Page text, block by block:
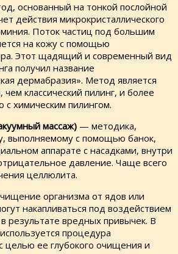
основанный на тонкой послойной
действия микрокристаллического
Поток частиц под большим
на кожу с помощью
Этот щадящий и современный вид
получил название
дермабразия». Метод является
классический пилинг, и более
с химическим пилингом.
массаж) — методика,
выполняемому с помощью банок,
аппарате с насадками, внутри
давление. Чаще всего
целлюлита.
организма от ядов или
накапливаться под воздействием
результате вредных привычек. В
процедура
целью ее глубокого очищения и